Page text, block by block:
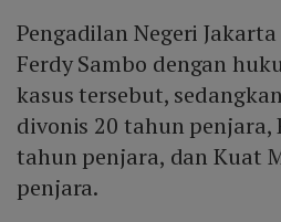
Pengadilan Negeri
Ferdy Sambo dengan
kasus tersebut,
divonis 20 tahun penjara,
tahun penjara, dan Kuat
penjara.